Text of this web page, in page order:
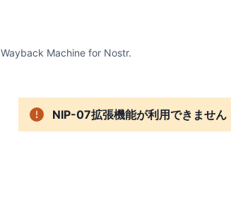
Wayback Machine for Nostr.
NIP-07拡張機能が利用できません